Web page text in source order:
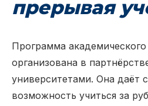
прерывая
Программа
организована в
университетами. Она даёт
возможность учиться за